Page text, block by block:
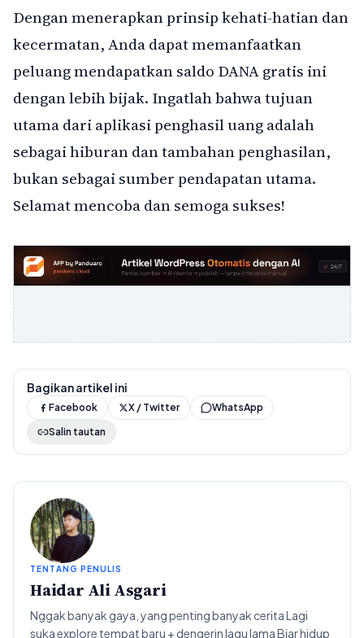
Dengan menerapkan prinsip kehati-hatian dan
kecermatan, Anda dapat memanfaatkan
peluang mendapatkan saldo DANA gratis ini
dengan lebih bijak. Ingatlah bahwa tujuan
utama dari aplikasi penghasil uang adalah
sebagai hiburan dan tambahan penghasilan,
bukan sebagai sumber pendapatan utama.
Selamat mencoba dan semoga sukses!
Bagikan artikel ini
Facebook X / Twitter
WhatsApp
Salin tautan
TENTANG PENULIS
Haidar Ali Asgari
Nggak banyak gaya, yang penting banyak cerita Lagi
suka explore tempat baru + dengerin lagu lama Biar hidup